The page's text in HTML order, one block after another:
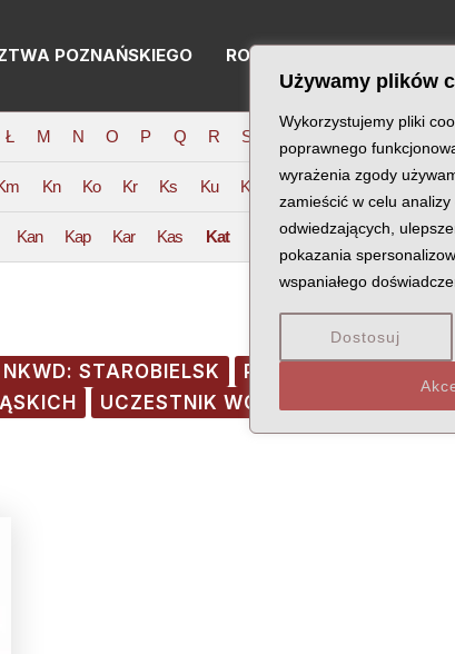
Używamy plików
Wykorzystujemy pliki
poprawnego
wyrażenia zgody
zamieścić w celu
odwiedzających,
pokazania
wspaniałego
Dostosuj
POZNAŃSKIEGO RODZINY KATYŃSKIE
Ł M N O P Q R S W
Kn Ko Kr Ks Ku Kw
Kan Kap Kar Kas Kat Kaw Kay Kaz
STAROBIELSK
POCHODZENIE:
UCZESTNIK WOJNY POLSKO-